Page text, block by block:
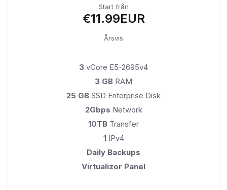
Start från
€11.99EUR
Årsvis
3 vCore E5-2695v4
3 GB RAM
25 GB SSD Enterprise Disk
2Gbps Network
10TB Transfer
1IPv4
Daily Backups
Virtualizor Panel